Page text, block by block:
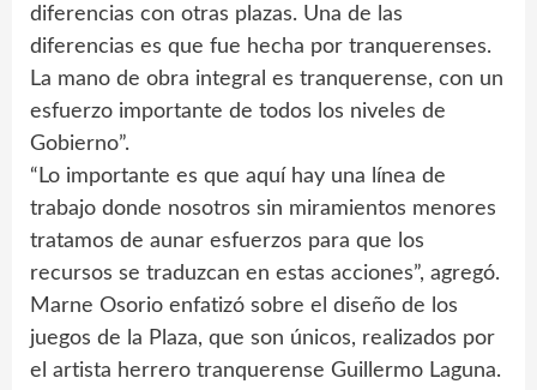
diferencias con otras plazas. Una de las
diferencias es que fue hecha por tranquerenses.
La mano de obra integral es tranquerense, con un
esfuerzo importante de todos los niveles de
Gobierno”.
“Lo importante es que aquí hay una línea de
trabajo donde nosotros sin miramientos menores
tratamos de aunar esfuerzos para que los
recursos se traduzcan en estas acciones”, agregó.
Marne Osorio enfatizó sobre el diseño de los
juegos de la Plaza, que son únicos, realizados por
el artista herrero tranquerense Guillermo Laguna.